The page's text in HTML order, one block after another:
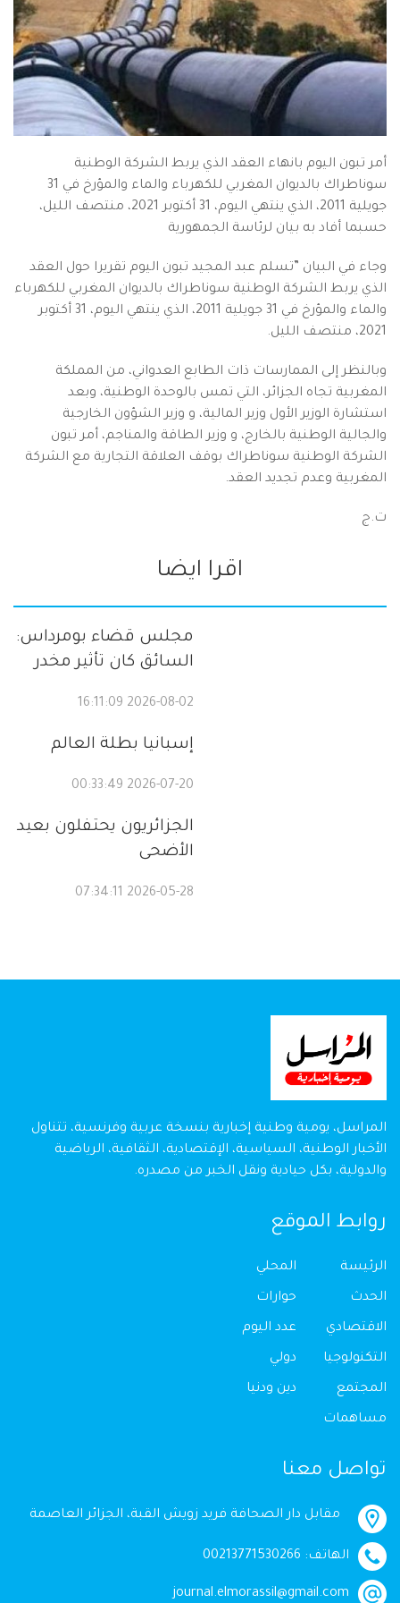
أمر تبون اليوم بانهاء العقد الذي يربط الشركة الوطنية
سوناطراك بالديوان المغربي للكهرباء والماء والمؤرخ في 31
جويلية 2011، الذي ينتهي اليوم، 31 أكتوبر 2021، منتصف الليل،
حسبما أفاد به بيان لرئاسة الجمهورية
وجاء في البيان ”تسلم عبد المجيد تبون اليوم تقريرا حول العقد
الذي يربط الشركة الوطنية سوناطراك بالديوان المغربي للكهرباء
والماء والمؤرخ في 31 جويلية 2011، الذي ينتهي اليوم، 31 أكتوبر
2021، منتصف الليل.
وبالنظر إلى الممارسات ذات الطابع العدواني، من المملكة
المغربية تجاه الجزائر، التي تمس بالوحدة الوطنية، وبعد
استشارة الوزير الأول وزير المالية، و وزير الشؤون الخارجية
والجالية الوطنية بالخارج، و وزير الطاقة والمناجم، أمر تبون
الشركة الوطنية سوناطراك بوقف العلاقة التجارية مع الشركة
المغربية وعدم تجديد العقد.
ت.ج
اقرا ايضا
مجلس قضاء بومرداس:
السائق كان تأثير مخدر
2026-08-02 16:11:09
إسبانيا بطلة العالم
2026-07-20 00:33:49
الجزائريون يحتفلون بعيد
الأضحى
2026-05-28 07:34:11
المراسل، يومية وطنية إخبارية بنسخة عربية وفرنسية، تتناول
الأخبار الوطنية، السياسية، الإقتصادية، الثقافية، الرياضية
والدولية، بكل حيادية ونقل الخبر من مصدره.
روابط الموقع
الرئيسة
الحدث
الاقتصادي
التكنولوجيا
المجتمع
مساهمات
المحلي
حوارات
عدد اليوم
دولي
دين ودنيا
تواصل معنا
مقابل دار الصحافة فريد زويش القبة، الجزائر العاصمة
الهاتف: 00213771530266
journal.elmorassil@gmail.com